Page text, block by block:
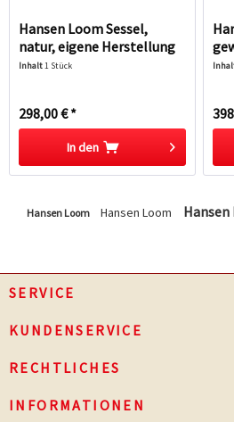
Hansen Loom Sessel,
natur, eigene Herstellung
Inhalt1 Stück
298,00 € *
In den
Hinzugefügt
Hansen Loom Hansen Loom
SERVICE
KUNDENSERVICE
RECHTLICHES
INFORMATIONEN